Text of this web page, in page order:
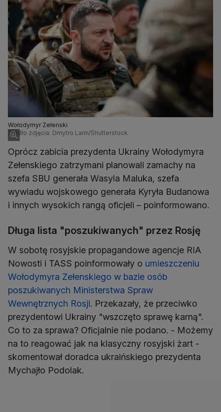
Wołodymyr Zełenski
Źródło zdjęcia: Dmytro Larin/Shutterstock
Oprócz zabicia prezydenta Ukrainy Wołodymyra
Zełenskiego zatrzymani planowali zamachy na
szefa SBU generała Wasyla Maluka, szefa
wywiadu wojskowego generała Kyryła Budanowa
i innych wysokich rangą oficjeli – poinformowano.
Długa lista "poszukiwanych" przez Rosję
W sobotę rosyjskie propagandowe agencje RIA
Nowosti i TASS poinformowały o umieszczeniu
Wołodymyra Zełenskiego w bazie osób
poszukiwanych Ministerstwa Spraw
Wewnętrznych Rosji. Przekazały, że przeciwko
prezydentowi Ukrainy "wszczęto sprawę karną".
Co to za sprawa? Oficjalnie nie podano. - Możemy
na to reagować jak na klasyczny rosyjski żart -
skomentował doradca ukraińskiego prezydenta
Mychajło Podolak.